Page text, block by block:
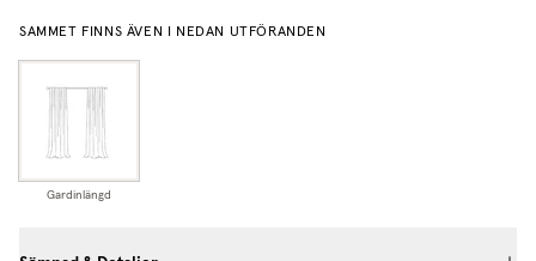
SAMMET FINNS ÄVEN I NEDAN UTFÖRANDEN
Gardinlängd